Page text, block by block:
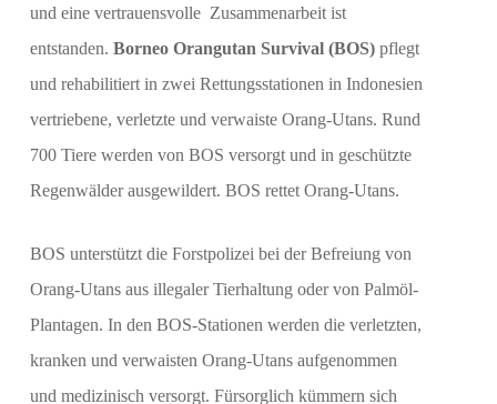
und eine vertrauensvolle Zusammenarbeit ist
entstanden. Borneo Orangutan Survival (BOS) pflegt
und rehabilitiert in zwei Rettungsstationen in Indonesien
vertriebene, verletzte und verwaiste Orang-Utans. Rund
700 Tiere werden von BOS versorgt und in geschützte
Regenwälder ausgewildert. BOS rettet Orang-Utans.
BOS unterstützt die Forstpolizei bei der Befreiung von
Orang-Utans aus illegaler Tierhaltung oder von Palmöl-
Plantagen. In den BOS-Stationen werden die verletzten,
kranken und verwaisten Orang-Utans aufgenommen
und medizinisch versorgt. Fürsorglich kümmern sich